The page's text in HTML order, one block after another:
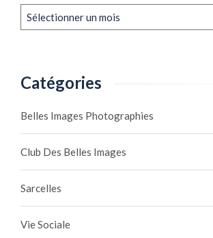
Catégories
Belles Images Photographies
Club Des Belles Images
Sarcelles
Vie Sociale